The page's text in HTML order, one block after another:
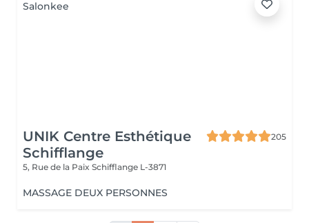
UNIK Centre Esthétique
Schifflange
205
5, Rue de la Paix Schifflange L-3871
MASSAGE DEUX PERSONNES